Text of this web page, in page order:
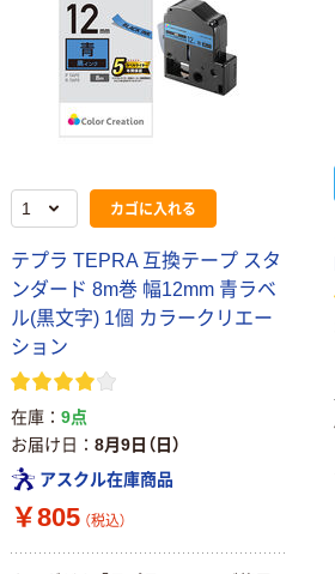
カゴに入れる
テプラ TEPRA 互換テープ スタ
ンダード 8m巻 幅12mm 青ラベ
ル(黒文字) 1個 カラークリエー
ション
在庫
9点
お届け日
8月9日（日）
アスクル在庫商品
￥805 （税込）